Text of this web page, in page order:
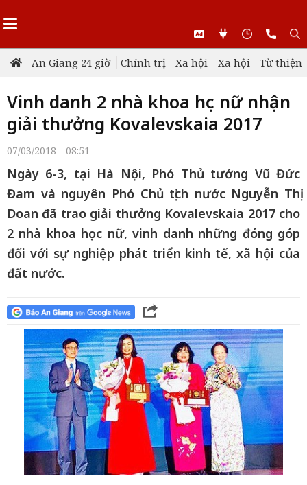
An Giang 24 giờ Chính trị - Xã hội Xã hội - Từ thiện
Vinh danh 2 nhà khoa học nữ nhận
giải thưởng Kovalevskaia 2017
07/03/2018 - 08:51
Ngày 6-3, tại Hà Nội, Phó Thủ tướng Vũ Đức
Đam và nguyên Phó Chủ tịch nước Nguyễn Thị
Doan đã trao giải thưởng Kovalevskaia 2017 cho
2 nhà khoa học nữ, vinh danh những đóng góp
đối với sự nghiệp phát triển kinh tế, xã hội của
đất nước.